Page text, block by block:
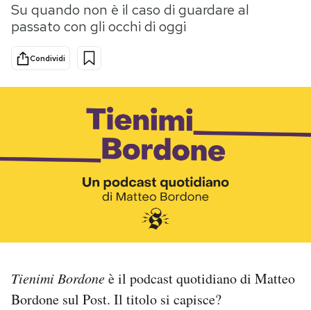
Politica
Tecnologia
Internet
Consumismi
Storie/Idee
Altrecose
Mondiali calcio 2026
NEWSLETTER
I MIEI PREFERITI
Su quando non è il caso di guardare al
passato con gli occhi di oggi
Condividi
Tienimi Bordoneè il podcast quotidiano di Matteo
Bordone sul Post. Il titolo si capisce?